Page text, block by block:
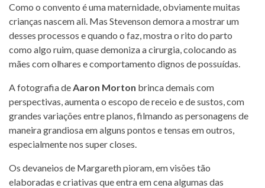
Como o convento é uma maternidade, obviamente muitas
crianças nascem ali. Mas Stevenson demora a mostrar um
desses processos e quando o faz, mostra o rito do parto
como algo ruim, quase demoniza a cirurgia, colocando as
mães com olhares e comportamento dignos de possuídas.
A fotografia deAaron Morton brinca demais com
perspectivas, aumenta o escopo de receio e de sustos, com
grandes variações entre planos, filmando as personagens de
maneira grandiosa em alguns pontos e tensas em outros,
especialmente nos super closes.
Os devaneios de Margareth pioram, em visões tão
elaboradas e criativas que entra em cena algumas das